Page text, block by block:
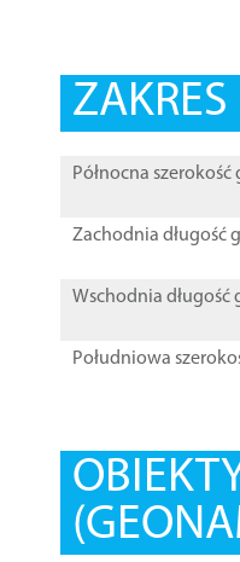
Północna
Zachodnia długość
Wschodnia długość
Południowa